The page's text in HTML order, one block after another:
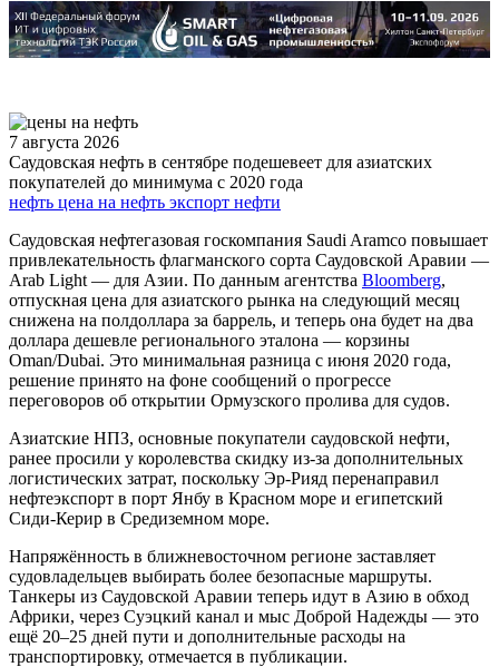
7 августа 2026
Саудовская нефть в сентябре подешевеет для азиатских
покупателей до минимума с 2020 года
нефть цена на нефть экспорт нефти
Саудовская нефтегазовая госкомпания Saudi Aramco повышает
привлекательность флагманского сорта Саудовской Аравии —
Arab Light — для Азии. По данным агентства Bloomberg,
отпускная цена для азиатского рынка на следующий месяц
снижена на полдоллара за баррель, и теперь она будет на два
доллара дешевле регионального эталона — корзины
Oman/Dubai. Это минимальная разница с июня 2020 года,
решение принято на фоне сообщений о прогрессе
переговоров об открытии Ормузского пролива для судов.
Азиатские НПЗ, основные покупатели саудовской нефти,
ранее просили у королевства скидку из-за дополнительных
логистических затрат, поскольку Эр-Рияд перенаправил
нефтеэкспорт в порт Янбу в Красном море и египетский
Сиди-Керир в Средиземном море.
Напряжённость в ближневосточном регионе заставляет
судовладельцев выбирать более безопасные маршруты.
Танкеры из Саудовской Аравии теперь идут в Азию в обход
Африки, через Суэцкий канал и мыс Доброй Надежды — это
ещё 20–25 дней пути и дополнительные расходы на
транспортировку, отмечается в публикации.